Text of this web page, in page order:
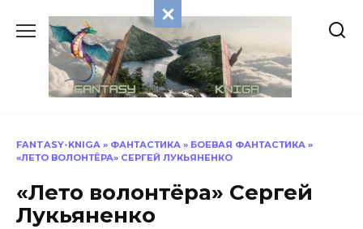
содержанию
FANTASY-KNIGA » ФАНТАСТИКА » БОЕВАЯ ФАНТАСТИКА »
«ЛЕТО ВОЛОНТЁРА» СЕРГЕЙ ЛУКЬЯНЕНКО
«Лето волонтёра» Сергей
Лукьяненко